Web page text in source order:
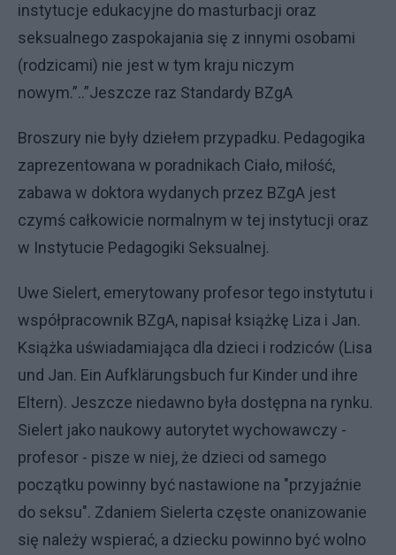
instytucje edukacyjne do masturbacji oraz
seksualnego zaspokajania się z innymi osobami
(rodzicami) nie jest w tym kraju niczym
nowym.”..”Jeszcze raz Standardy BZgA
Broszury nie były dziełem przypadku. Pedagogika
zaprezentowana w poradnikach Ciało, miłość,
zabawa w doktora wydanych przez BZgA jest
czymś całkowicie normalnym w tej instytucji oraz
w Instytucie Pedagogiki Seksualnej.
Uwe Sielert, emerytowany profesor tego instytutu i
współpracownik BZgA, napisał książkę Liza i Jan.
Książka uświadamiająca dla dzieci i rodziców (Lisa
und Jan. Ein Aufklärungsbuch fur Kinder und ihre
Eltern). Jeszcze niedawno była dostępna na rynku.
Sielert jako naukowy autorytet wychowawczy -
profesor - pisze w niej, że dzieci od samego
początku powinny być nastawione na "przyjaźnie
do seksu". Zdaniem Sielerta częste onanizowanie
się należy wspierać, a dziecku powinno być wolno